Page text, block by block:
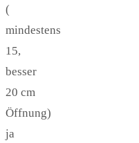
(
mindestens
15,
besser
20 cm
Öffnung)
ja